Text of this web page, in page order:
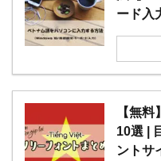
ード入
【無
10選 |
ントサ